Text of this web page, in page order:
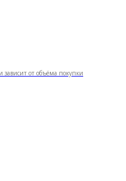
зависит от объёма покупки